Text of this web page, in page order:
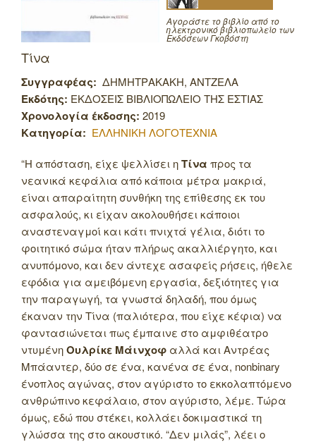
Αγοράστε το βιβλίο από το
ηλεκτρονικό βιβλιοπωλείο των
Εκδόσεων Γκοβόστη
Τίνα
Συγγραφέας: ΔΗΜΗΤΡΑΚΑΚΗ, ΑΝΤΖΕΛΑ
Εκδότης: ΕΚΔΟΣΕΙΣ ΒΙΒΛΙΟΠΩΛΕΙΟ ΤΗΣ ΕΣΤΙΑΣ
Χρονολογία έκδοσης: 2019
Κατηγορία: ΕΛΛΗΝΙΚΗ ΛΟΓΟΤΕΧΝΙΑ
“Η απόσταση, είχε ψελλίσει ηΤίνα προς τα
νεανικά κεφάλια από κάποια μέτρα μακριά,
είναι απαραίτητη συνθήκη της επίθεσης εκ του
ασφαλούς, κι είχαν ακολουθήσει κάποιοι
αναστεναγμοί και κάτι πνιχτά γέλια, διότι το
φοιτητικό σώμα ήταν πλήρως ακαλλιέργητο, και
ανυπόμονο, και δεν άντεχε ασαφείς ρήσεις, ήθελε
εφόδια για αμειβόμενη εργασία, δεξιότητες για
την παραγωγή, τα γνωστά δηλαδή, που όμως
έκαναν την Τίνα (παλιότερα, που είχε κέφια) να
φαντασιώνεται πως έμπαινε στο αμφιθέατρο
ντυμένηΟυλρίκε Μάινχοφ αλλά και Αντρέας
Μπάαντερ, δύο σε ένα, κανένα σε ένα, nonbinary
ένοπλος αγώνας, στον αγύριστο το εκκολαπτόμενο
ανθρώπινο κεφάλαιο, στον αγύριστο, λέμε. Τώρα
όμως, εδώ που στέκει, κολλάει δοκιμαστικά τη
γλώσσα της στο ακουστικό. “Δεν μιλάς”, λέει ο